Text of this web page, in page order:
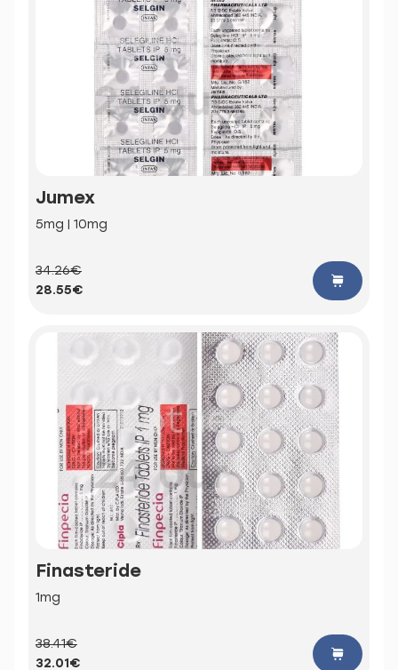
Jumex
5mg | 10mg
34.26€
28.55€
Finasteride
1mg
38.41€
32.01€